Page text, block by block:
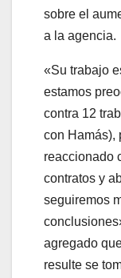
sobre el
a la agencia.
«Su trabajo
estamos
contra 12
con Hamás),
reaccionado
contratos y
seguiremos
agregado
resulte se